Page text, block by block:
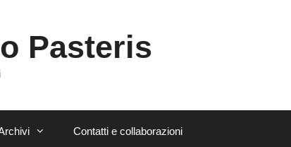
Pasteris
Contatti e collaborazioni